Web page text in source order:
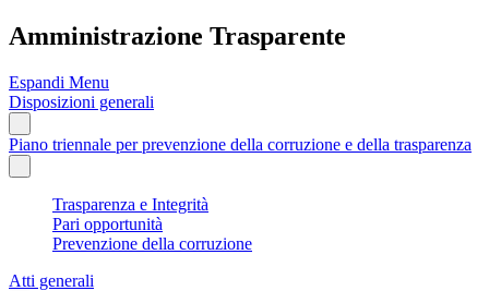
Amministrazione Trasparente
Espandi Menu
Disposizioni generali
Piano triennale per prevenzione della corruzione e della trasparenza
Trasparenza e Integrità
Pari opportunità
Prevenzione della corruzione
Atti generali